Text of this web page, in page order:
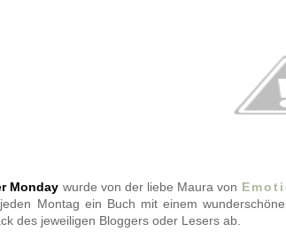
Monday wurde von der liebe Maura von
Montag ein Buch mit einem
des jeweiligen Bloggers oder Lesers ab.